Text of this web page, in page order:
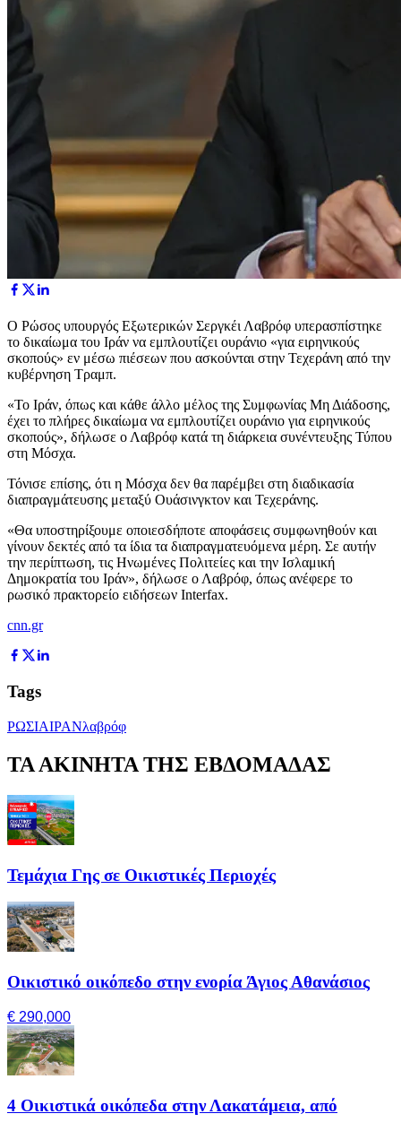
Ο Ρώσος υπουργός Εξωτερικών Σεργκέι Λαβρόφ υπερασπίστηκε
το δικαίωμα του Ιράν να εμπλουτίζει ουράνιο «για ειρηνικούς
σκοπούς» εν μέσω πιέσεων που ασκούνται στην Τεχεράνη από την
κυβέρνηση Τραμπ.
«Το Ιράν, όπως και κάθε άλλο μέλος της Συμφωνίας Μη Διάδοσης,
έχει το πλήρες δικαίωμα να εμπλουτίζει ουράνιο για ειρηνικούς
σκοπούς», δήλωσε ο Λαβρόφ κατά τη διάρκεια συνέντευξης Τύπου
στη Μόσχα.
Τόνισε επίσης, ότι η Μόσχα δεν θα παρέμβει στη διαδικασία
διαπραγμάτευσης μεταξύ Ουάσινγκτον και Τεχεράνης.
«Θα υποστηρίξουμε οποιεσδήποτε αποφάσεις συμφωνηθούν και
γίνουν δεκτές από τα ίδια τα διαπραγματευόμενα μέρη. Σε αυτήν
την περίπτωση, τις Ηνωμένες Πολιτείες και την Ισλαμική
Δημοκρατία του Ιράν», δήλωσε ο Λαβρόφ, όπως ανέφερε το
ρωσικό πρακτορείο ειδήσεων Interfax.
cnn.gr
Tags
ΡΩΣΙΑΙΡΑΝλαβρόφ
ΤΑ ΑΚΙΝΗΤΑ ΤΗΣ ΕΒΔΟΜΑΔΑΣ
Τεμάχια Γης σε Οικιστικές Περιοχές
Οικιστικό οικόπεδο στην ενορία Άγιος Αθανάσιος
€ 290,000
4 Οικιστικά οικόπεδα στην Λακατάμεια, από